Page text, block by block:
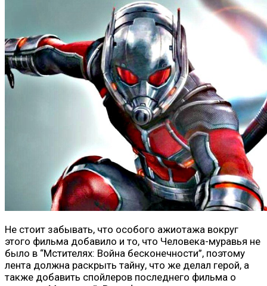
Не стоит забывать, что особого ажиотажа вокруг
этого фильма добавило и то, что Человека-муравья не
было в “Мстителях: Война бесконечности”, поэтому
лента должна раскрыть тайну, что же делал герой, а
также добавить спойлеров последнего фильма о